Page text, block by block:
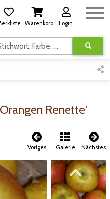
Warenkorb Login
Suchen nach Kategorie, Name, Stichwort, Farbe, usw.
Renette'
Voriges Galerie Nächstes